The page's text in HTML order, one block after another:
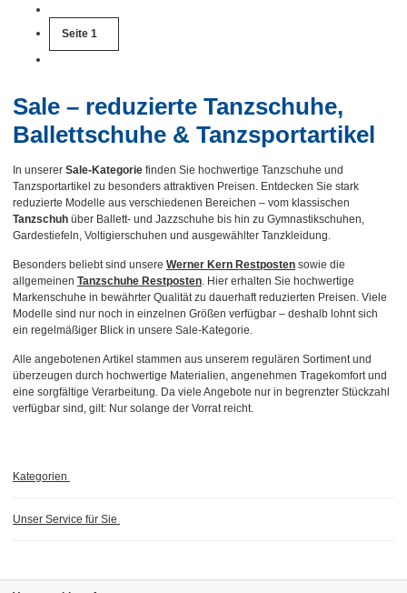
Sale – reduzierte Tanzschuhe,
Ballettschuhe & Tanzsportartikel
In unserer Sale-Kategorie finden Sie hochwertige Tanzschuhe und
Tanzsportartikel zu besonders attraktiven Preisen. Entdecken Sie stark
reduzierte Modelle aus verschiedenen Bereichen – vom klassischen
Tanzschuh über Ballett- und Jazzschuhe bis hin zu Gymnastikschuhen,
Gardestiefeln, Voltigierschuhen und ausgewählter Tanzkleidung.
Besonders beliebt sind unsere Werner Kern Restposten sowie die
allgemeinen Tanzschuhe Restposten. Hier erhalten Sie hochwertige
Markenschuhe in bewährter Qualität zu dauerhaft reduzierten Preisen. Viele
Modelle sind nur noch in einzelnen Größen verfügbar – deshalb lohnt sich
ein regelmäßiger Blick in unsere Sale-Kategorie.
Alle angebotenen Artikel stammen aus unserem regulären Sortiment und
überzeugen durch hochwertige Materialien, angenehmen Tragekomfort und
eine sorgfältige Verarbeitung. Da viele Angebote nur in begrenzter Stückzahl
verfügbar sind, gilt: Nur solange der Vorrat reicht.
Seite 1
Kategorien
Unser Service für Sie